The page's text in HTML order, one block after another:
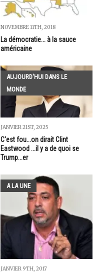
NOVEMBRE 11TH, 2018
La démocratie... à la sauce
américaine
AUJOURD'HUI DANS LE
MONDE
JANVIER 21ST, 2025
C'est fou...on dirait Clint
Eastwood ...il y a de quoi se
Trump...er
A LA UNE
JANVIER 9TH, 2017